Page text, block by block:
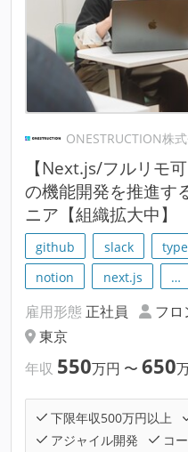
ONESTRUCTION株
【Next.js/フルリモ
の機能開発を推進す
ニア【組織拡大中】
github slack
notion
next.js …
雇用形態 正社員
フロ
東京
年収 550万円 〜 650
下限年収500万円以上
アジャイル開発
コ